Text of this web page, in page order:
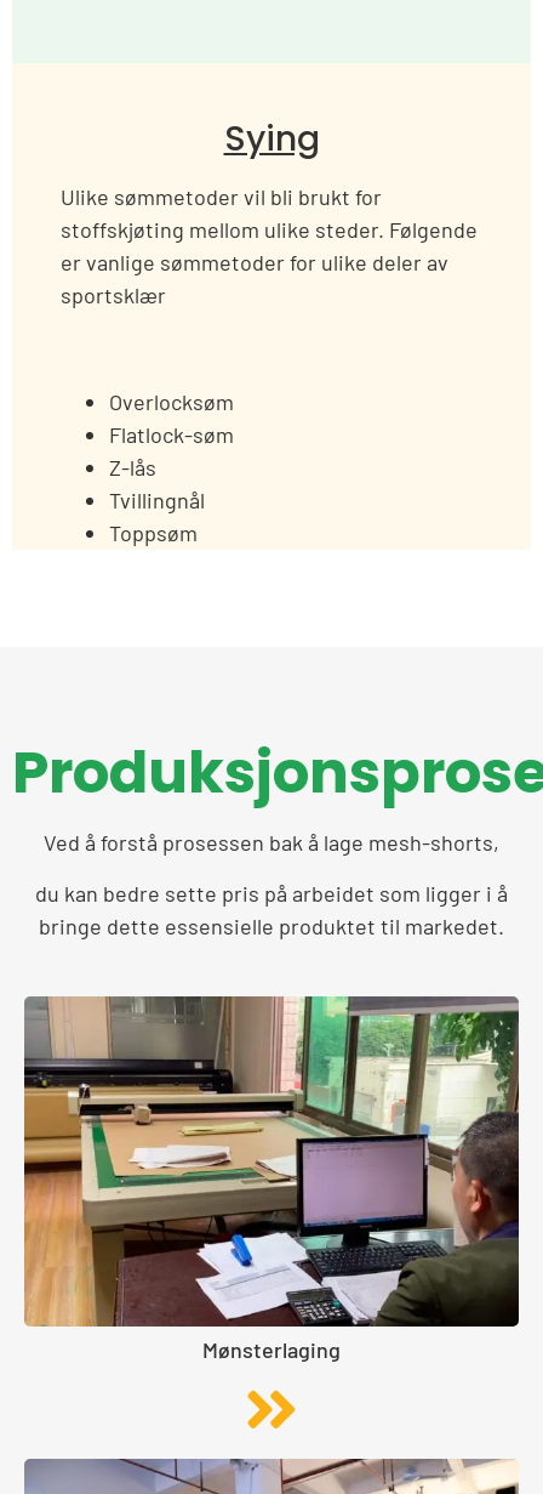
Sying
Ulike sømmetoder vil bli brukt for
stoffskjøting mellom ulike steder. Følgende
er vanlige sømmetoder for ulike deler av
sportsklær
Overlocksøm
Flatlock-søm
Z-lås
Tvillingnål
Toppsøm
Ved å forstå prosessen bak å lage mesh-shorts,
du kan bedre sette pris på arbeidet som ligger i å
bringe dette essensielle produktet til markedet.
Mønsterlaging